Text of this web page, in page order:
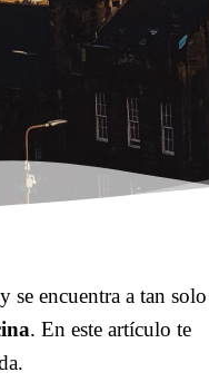
y se encuentra a tan solo
. En este artículo te